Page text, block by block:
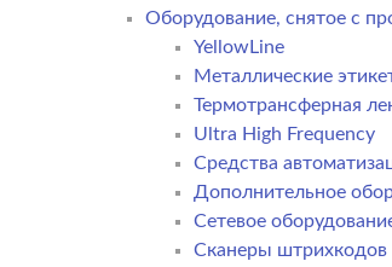
Оборудование, снятое с
YellowLine
Металлические
Термотрансферная
Ultra High Frequency
Средства
Дополнительное
Сетевое
Сканеры штрихкодов